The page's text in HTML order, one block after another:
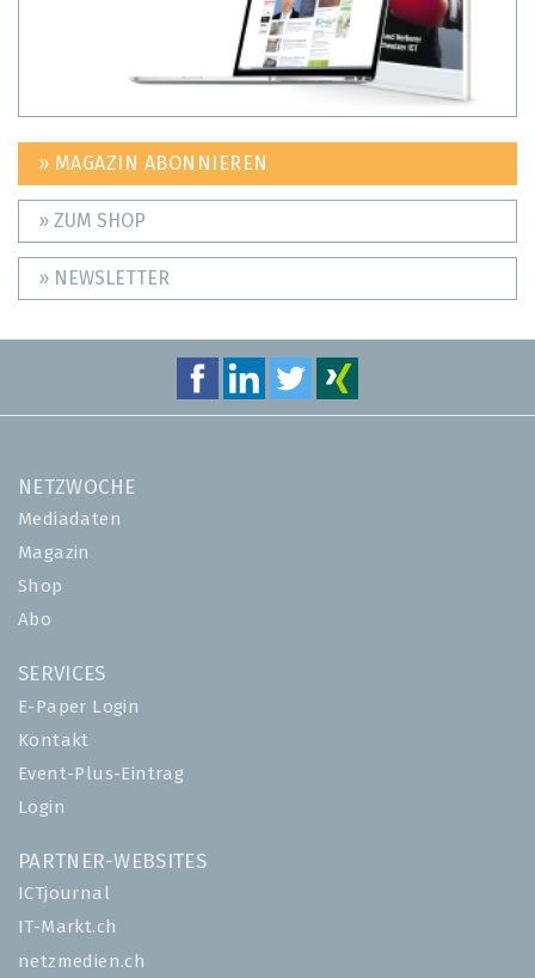
» MAGAZIN ABONNIEREN
» ZUM SHOP
» NEWSLETTER
NETZWOCHE
Mediadaten
Magazin
Shop
Abo
SERVICES
E-Paper Login
Kontakt
Event-Plus-Eintrag
Login
PARTNER-WEBSITES
ICTjournal
IT-Markt.ch
netzmedien.ch